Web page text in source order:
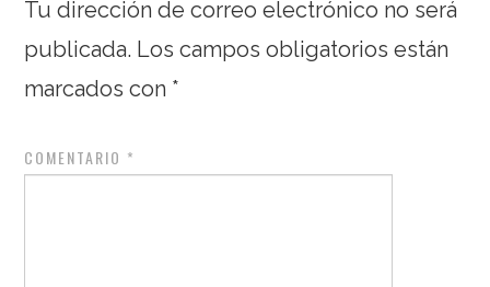
Tu dirección de correo electrónico no será
publicada. Los campos obligatorios están
marcados con *
COMENTARIO *